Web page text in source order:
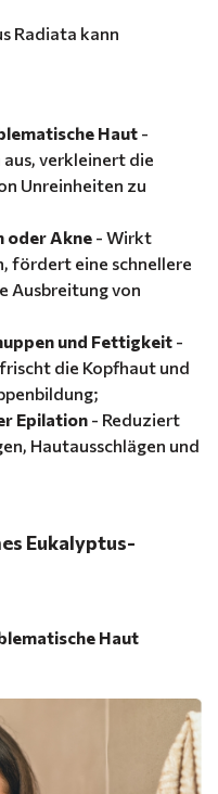
Radiata kann
Haut -
verkleinert die
Unreinheiten zu
oder Akne - Wirkt
fördert eine schnellere
Ausbreitung von
und Fettigkeit -
die Kopfhaut und
Epilation - Reduziert
Hautausschlägen und
Eukalyptus-
Haut